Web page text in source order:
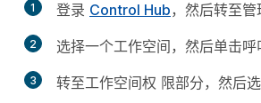
1 登录 Control Hub，然后转至管
2 选择一个工作空间，然后单击呼
3 转至工作空间权 限部分，然后选